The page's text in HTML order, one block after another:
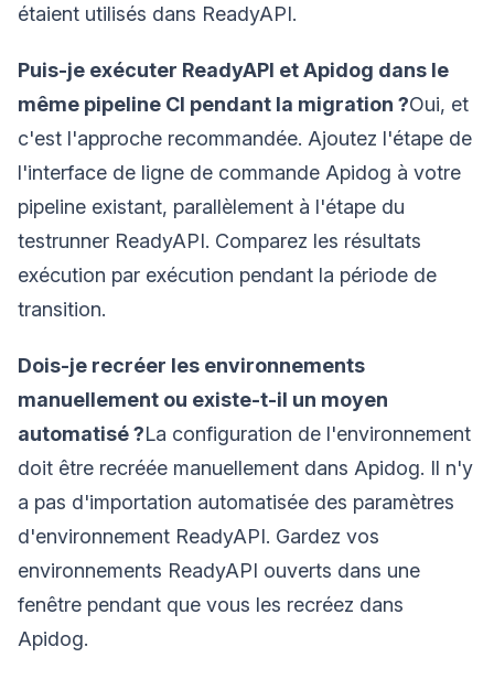
étaient utilisés dans ReadyAPI.
Puis-je exécuter ReadyAPI et Apidog dans le
même pipeline CI pendant la migration ?Oui, et
c'est l'approche recommandée. Ajoutez l'étape de
l'interface de ligne de commande Apidog à votre
pipeline existant, parallèlement à l'étape du
testrunner ReadyAPI. Comparez les résultats
exécution par exécution pendant la période de
transition.
Dois-je recréer les environnements
manuellement ou existe-t-il un moyen
automatisé ?La configuration de l'environnement
doit être recréée manuellement dans Apidog. Il n'y
a pas d'importation automatisée des paramètres
d'environnement ReadyAPI. Gardez vos
environnements ReadyAPI ouverts dans une
fenêtre pendant que vous les recréez dans
Apidog.